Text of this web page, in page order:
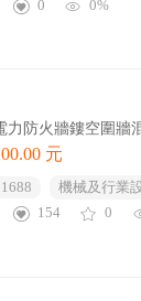
0
0%
力防火牆鏤空圍牆
元
1688 機械及行業
154
0